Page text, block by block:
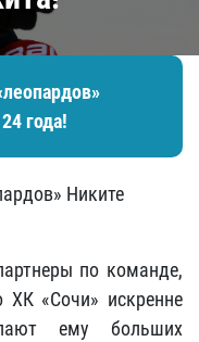
года!
Никите
по команде,
ХК «Сочи» искренне
ему больших